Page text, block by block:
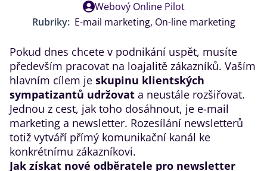
Webový Online Pilot
Rubriky: E-mail marketing, On-line marketing
Pokud dnes chcete v podnikání uspět, musíte
především pracovat na loajalitě zákazníků. Vaším
hlavním cílem je skupinu klientských
sympatizantů udržovat a neustále rozšiřovat.
Jednou z cest, jak toho dosáhnout, je e-mail
marketing a newsletter. Rozesílání newsletterů
totiž vytváří přímý komunikační kanál ke
konkrétnímu zákazníkovi.
Jak získat nové odběratele pro newsletter